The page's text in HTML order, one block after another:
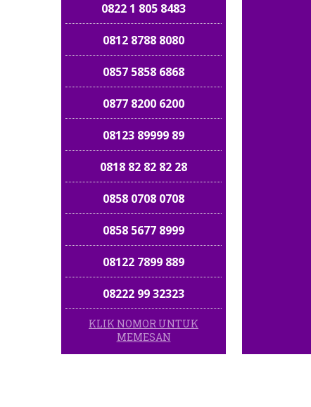
0822 1 805 8483
0812 8788 8080
0857 5858 6868
0877 8200 6200
08123 89999 89
0818 82 82 82 28
0858 0708 0708
0858 5677 8999
08122 7899 889
08222 99 32323
085 875 875 875
0813 882 882 9
KLIK NOMOR UNTUK
MEMESAN